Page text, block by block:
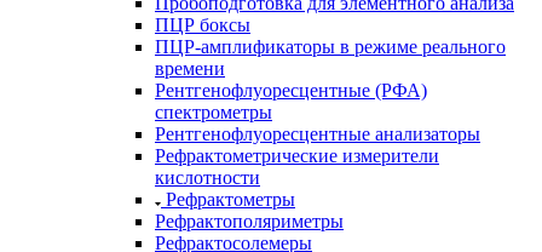
ПЦР боксы
ПЦР-амплификаторы в режиме реального
времени
Рентгенофлуоресцентные (РФА)
спектрометры
Рентгенофлуоресцентные анализаторы
Рефрактометрические измерители
кислотности
Рефрактометры
Рефрактополяриметры
Рефрактосолемеры